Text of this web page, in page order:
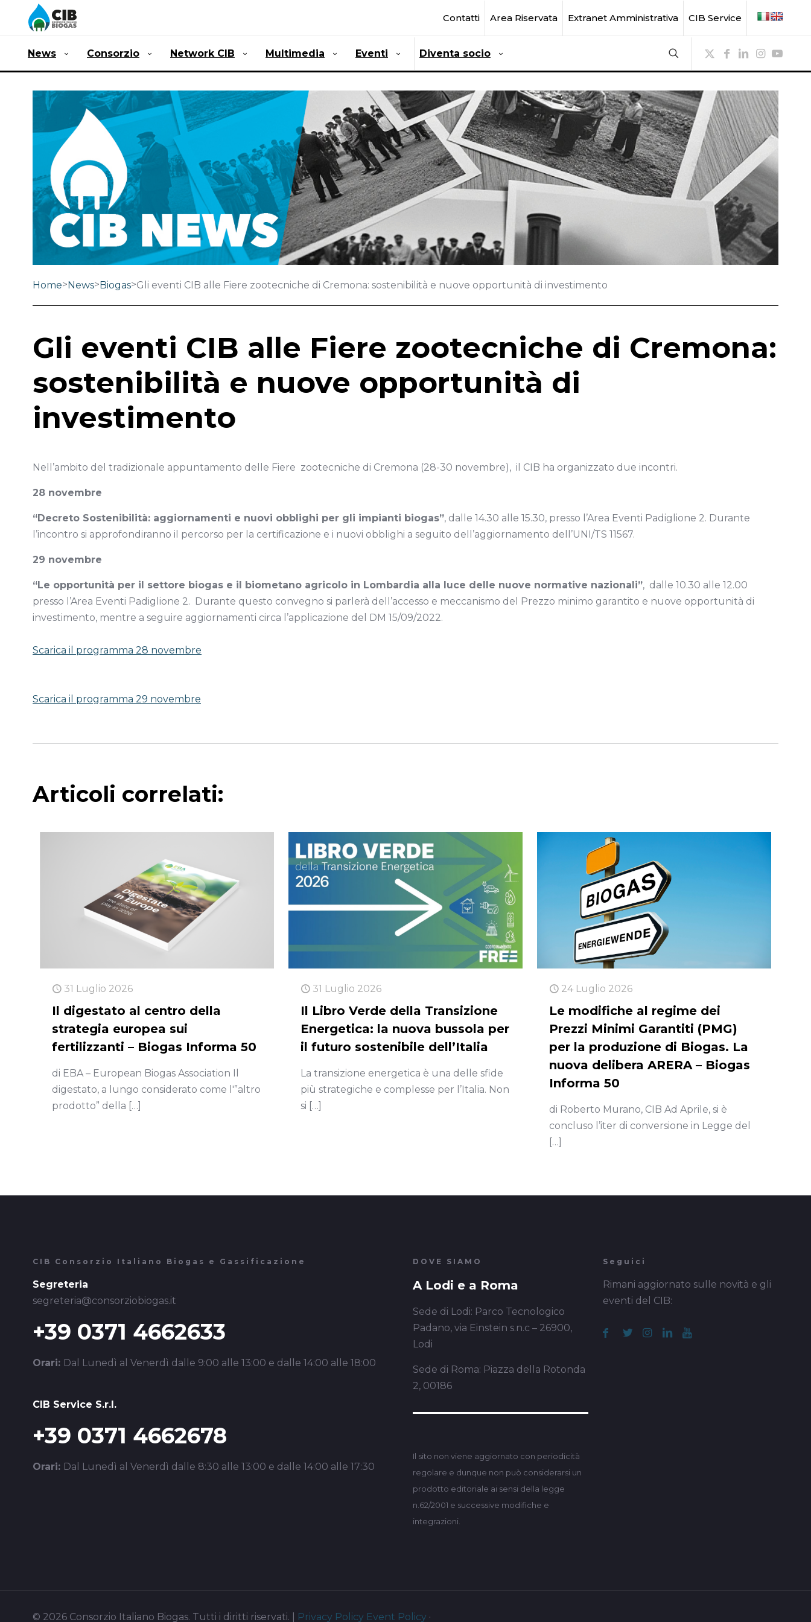
Contatti Area Riservata Extranet Amministrativa CIB Service
News Consorzio Network CIB Multimedia Eventi Diventa socio
Home>News>Biogas>Gli eventi CIB alle Fiere zootecniche di Cremona: sostenibilità e nuove opportunità di investimento
Gli eventi CIB alle Fiere zootecniche di Cremona:
sostenibilità e nuove opportunità di
investimento
Nell’ambito del tradizionale appuntamento delle Fiere zootecniche di Cremona (28-30 novembre), il CIB ha organizzato due incontri.
28 novembre
“Decreto Sostenibilità: aggiornamenti e nuovi obblighi per gli impianti biogas”, dalle 14.30 alle 15.30, presso l’Area Eventi Padiglione 2. Durante
l’incontro si approfondiranno il percorso per la certificazione e i nuovi obblighi a seguito dell’aggiornamento dell’UNI/TS 11567.
29 novembre
“Le opportunità per il settore biogas e il biometano agricolo in Lombardia alla luce delle nuove normative nazionali”, dalle 10.30 alle 12.00
presso l’Area Eventi Padiglione 2. Durante questo convegno si parlerà dell’accesso e meccanismo del Prezzo minimo garantito e nuove opportunità di
investimento, mentre a seguire aggiornamenti circa l’applicazione del DM 15/09/2022.
Scarica il programma 28 novembre
Scarica il programma 29 novembre
Articoli correlati:
31 Luglio 2026
Il digestato al centro della
strategia europea sui
fertilizzanti – Biogas Informa 50
di EBA – European Biogas Association Il
digestato, a lungo considerato come l'”altro
prodotto” della […]
31 Luglio 2026
Il Libro Verde della Transizione
Energetica: la nuova bussola per
il futuro sostenibile dell’Italia
La transizione energetica è una delle sfide
più strategiche e complesse per l’Italia. Non
si […]
24 Luglio 2026
Le modifiche al regime dei
Prezzi Minimi Garantiti (PMG)
per la produzione di Biogas. La
nuova delibera ARERA – Biogas
Informa 50
di Roberto Murano, CIB Ad Aprile, si è
concluso l’iter di conversione in Legge del
[…]
CIB Consorzio Italiano Biogas e Gassificazione
Segreteria
segreteria@consorziobiogas.it
+39 0371 4662633
Orari: Dal Lunedì al Venerdì dalle 9:00 alle 13:00 e dalle 14:00 alle 18:00
CIB Service S.r.l.
+39 0371 4662678
Orari: Dal Lunedì al Venerdì dalle 8:30 alle 13:00 e dalle 14:00 alle 17:30
DOVE SIAMO
A Lodi e a Roma
Sede di Lodi: Parco Tecnologico
Padano, via Einstein s.n.c – 26900,
Lodi
Sede di Roma: Piazza della Rotonda
2, 00186
Il sito non viene aggiornato con periodicità
regolare e dunque non può considerarsi un
prodotto editoriale ai sensi della legge
n.62/2001 e successive modifiche e
integrazioni.
Seguici
Rimani aggiornato sulle novità e gli
eventi del CIB:
© 2026 Consorzio Italiano Biogas. Tutti i diritti riservati. | Privacy Policy Event Policy ·